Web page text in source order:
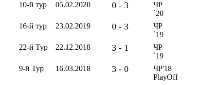
10-й тур
05.02.2020 0 - 3
ЧР
`20
16-й тур
23.02.2019 0 - 3
ЧР
`19
22-й Тур
22.12.2018 3 - 1
ЧР
`19
9-й Тур
16.03.2018 3 - 0
ЧР'18
PlayOff